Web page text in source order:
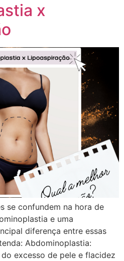
x
se confundem na hora de
e uma
diferença entre essas
Abdominoplastia:
excesso de pele e flacidez